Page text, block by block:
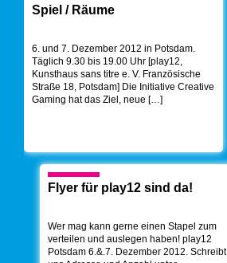
Spiel / Räume
6. und 7. Dezember 2012 in Potsdam.
Täglich 9.30 bis 19.00 Uhr [play12,
Kunsthaus sans titre e. V. Französische
Straße 18, Potsdam] Die Initiative Creative
Gaming hat das Ziel, neue […]
Flyer für play12 sind da!
Wer mag kann gerne einen Stapel zum
verteilen und auslegen haben! play12
Potsdam 6.&.7. Dezember 2012. Schreibt